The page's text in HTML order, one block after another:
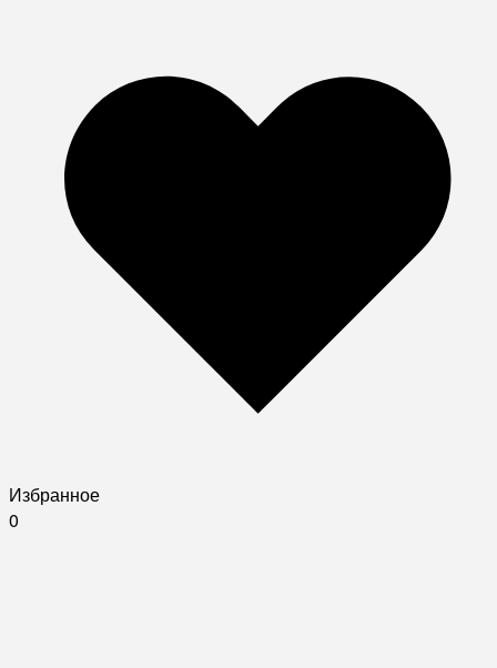
Избранное
0